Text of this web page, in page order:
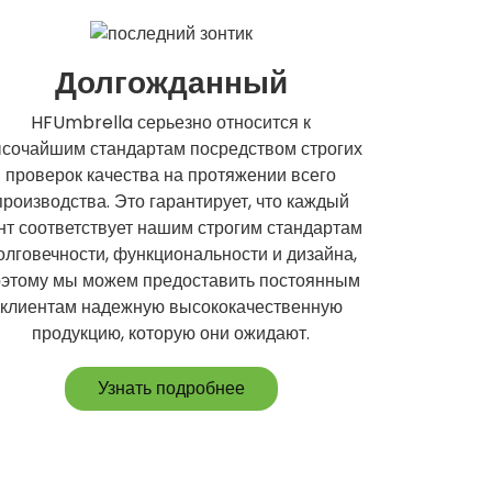
Долгожданный
HFUmbrella серьезно относится к
стандартам посредством строгих
проверок качества на протяжении всего
Это гарантирует, что каждый
соответствует нашим строгим стандартам
функциональности и дизайна,
мы можем предоставить постоянным
клиентам надежную высококачественную
продукцию, которую они ожидают.
Узнать подробнее